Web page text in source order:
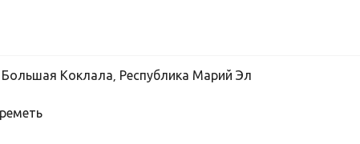
Большая Коклала, Республика Марий Эл